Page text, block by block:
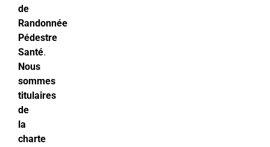
de
Randonnée
Pédestre
Santé.
Nous
sommes
titulaires
de
la
charte